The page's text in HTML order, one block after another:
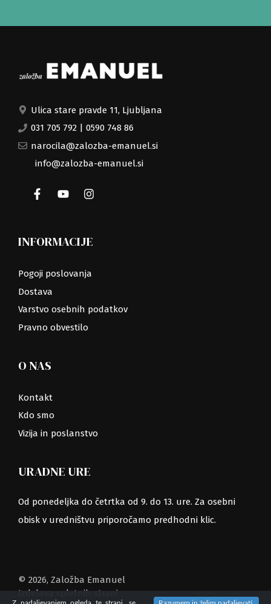
Ulica stare pravde 11, Ljubljana
031 705 792
0590 748 86
narocila@zalozba-emanuel.si
info@zalozba-emanuel.si
INFORMACIJE
Pogoji poslovanja
Dostava
Varstvo osebnih podatkov
Pravno obvestilo
O NAS
Kontakt
Kdo smo
Vizija in poslanstvo
URADNE URE
Od ponedeljka do četrtka od 9. do 13. ure. Za osebni
obisk v uredništvu priporočamo predhodni klic.
© 2026, Založba Emanuel
Izdelava spletnih strani